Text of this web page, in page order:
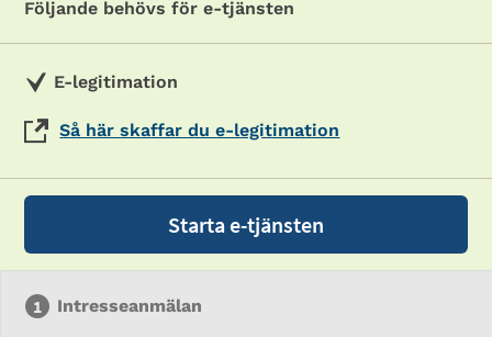
Följande behövs för e-tjänsten
E-legitimation
Så här skaffar du e-legitimation
Starta e-tjänsten
Intresseanmälan